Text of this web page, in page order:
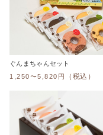
ぐんまちゃんセット
1,250〜5,820円
（税込）
ミニ
ギフトボックス
その他
在庫あり
並び順